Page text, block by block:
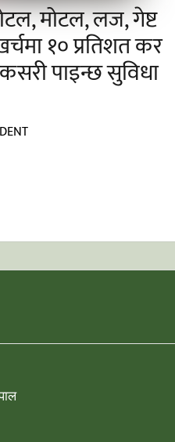
मोटल, लज, गेष्ट
१० प्रतिशत कर
पाइन्छ सुविधा